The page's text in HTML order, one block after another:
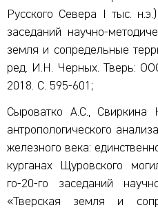
Русского Севера I тыс.
заседаний научно-
земля и сопредельные
ред. И.Н. Черных. Тверь:
2018. С. 595-601;
Сыроватко А.С.,
антропологического
железного века:
курганах Щуровского
го-20-го заседаний
«Тверская земля и